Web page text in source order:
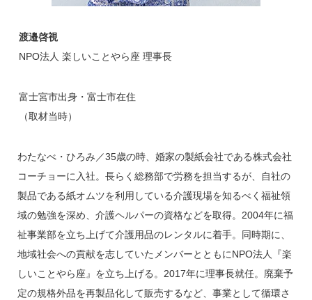
渡邉啓視
NPO法人 楽しいことやら座 理事長
富士宮市出身・富士市在住
（取材当時）
わたなべ・ひろみ／35歳の時、婚家の製紙会社である株式会社
コーチョーに入社。長らく総務部で労務を担当するが、自社の
製品である紙オムツを利用している介護現場を知るべく福祉領
域の勉強を深め、介護ヘルパーの資格などを取得。2004年に福
祉事業部を立ち上げて介護用品のレンタルに着手。同時期に、
地域社会への貢献を志していたメンバーとともにNPO法人『楽
しいことやら座』を立ち上げる。2017年に理事長就任。廃棄予
定の規格外品を再製品化して販売するなど、事業として循環さ